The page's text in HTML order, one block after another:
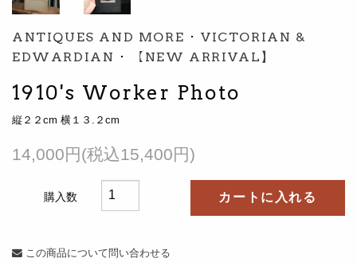
ANTIQUES AND MORE ･VICTORIAN &
EDWARDIAN ･ 【NEW ARRIVAL】
1910's Worker Photo
縦２２cm 横１３.２cm
14,000円(税込15,400円)
購入数 カートに入れる
この商品について問い合わせる